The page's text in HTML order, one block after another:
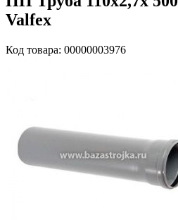
Valfex
Код товара: 00000003976